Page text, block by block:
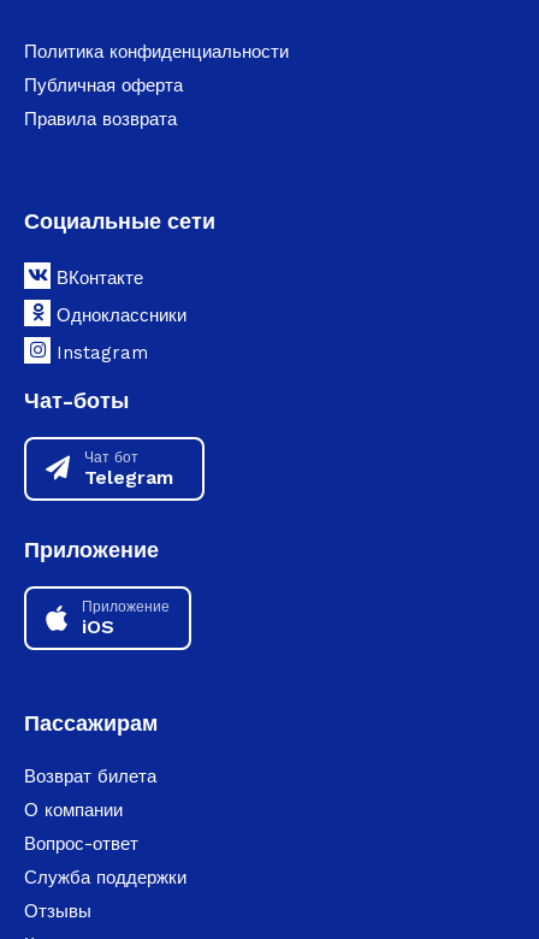
Политика конфиденциальности
Публичная оферта
Правила возврата
Социальные сети
ВКонтакте
Одноклассники
Instagram
Чат-боты
Чат бот
Telegram
Приложение
Приложение
iOS
Пассажирам
Возврат билета
О компании
Вопрос-ответ
Служба поддержки
Отзывы